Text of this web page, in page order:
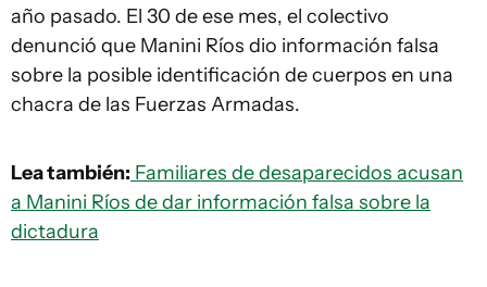
año pasado. El 30 de ese mes, el colectivo
denunció que Manini Ríos dio información falsa
sobre la posible identificación de cuerpos en una
chacra de las Fuerzas Armadas.
Lea también: Familiares de desaparecidos acusan
a Manini Ríos de dar información falsa sobre la
dictadura